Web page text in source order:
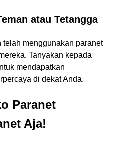
atau Tetangga
telah menggunakan paranet
Tanyakan kepada
mendapatkan
di dekat Anda.
Paranet
Aja!